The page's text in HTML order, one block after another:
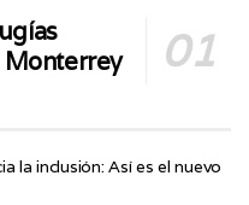
Monterrey
la inclusión: Así es el nuevo